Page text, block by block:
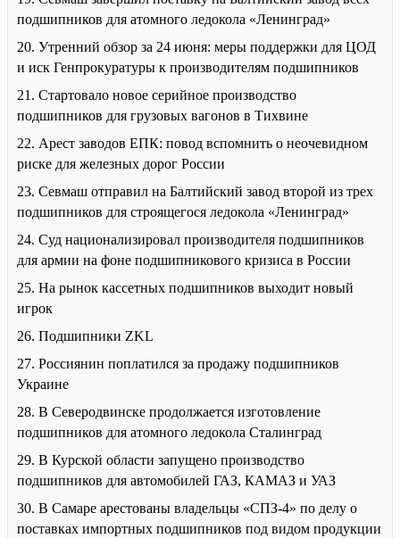
подшипников для атомного ледокола «Ленинград»
20. Утренний обзор за 24 июня: меры поддержки для ЦОД
и иск Генпрокуратуры к производителям подшипников
21. Стартовало новое серийное производство
подшипников для грузовых вагонов в Тихвине
22. Арест заводов ЕПК: повод вспомнить о неочевидном
риске для железных дорог России
23. Севмаш отправил на Балтийский завод второй из трех
подшипников для строящегося ледокола «Ленинград»
24. Суд национализировал производителя подшипников
для армии на фоне подшипникового кризиса в России
25. На рынок кассетных подшипников выходит новый
игрок
26. Подшипники ZKL
27. Россиянин поплатился за продажу подшипников
Украине
28. В Северодвинске продолжается изготовление
подшипников для атомного ледокола Сталинград
29. В Курской области запущено производство
подшипников для автомобилей ГАЗ, КАМАЗ и УАЗ
30. В Самаре арестованы владельцы «СПЗ-4» по делу о
поставках импортных подшипников под видом продукции